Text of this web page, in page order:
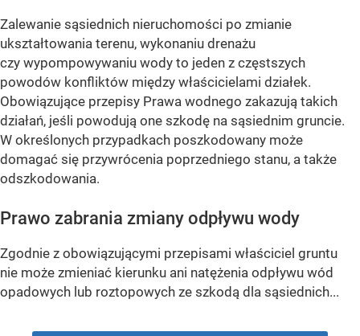
Zalewanie sąsiednich nieruchomości po zmianie
ukształtowania terenu, wykonaniu drenażu
czy wypompowywaniu wody to jeden z częstszych
powodów konfliktów między właścicielami działek.
Obowiązujące przepisy Prawa wodnego zakazują takich
działań, jeśli powodują one szkodę na sąsiednim gruncie.
W określonych przypadkach poszkodowany może
domagać się przywrócenia poprzedniego stanu, a także
odszkodowania.
Prawo zabrania zmiany odpływu wody
Zgodnie z obowiązującymi przepisami właściciel gruntu
nie może zmieniać kierunku ani natężenia odpływu wód
opadowych lub roztopowych ze szkodą dla sąsiednich...